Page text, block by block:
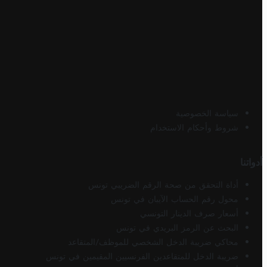
سياسة الخصوصية
شروط وأحكام الاستخدام
أدواتنا
أداة التحقق من صحة الرقم الضريبي تونس
محول رقم الحساب الآيبان في تونس
أسعار صرف الدينار التونسي
البحث عن الرمز البريدي في تونس
محاكي ضريبة الدخل الشخصي للموظف/المتقاعد
ضريبة الدخل للمتقاعدين الفرنسيين المقيمين في تونس